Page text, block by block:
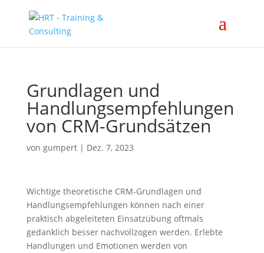
Grundlagen und
Handlungsempfehlungen
von CRM-Grundsätzen
von gumpert| Dez. 7, 2023
Wichtige theoretische CRM-Grundlagen und
Handlungsempfehlungen können nach einer
praktisch abgeleiteten Einsatzübung oftmals
gedanklich besser nachvollzogen werden. Erlebte
Handlungen und Emotionen werden von